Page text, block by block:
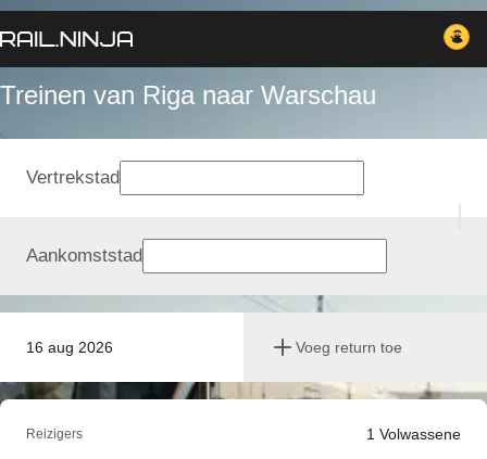
Treinen van Riga naar Warschau
16 aug 2026 Voeg return toe
Vertrekstad
Aankomststad
Reizigers 1 Volwassene